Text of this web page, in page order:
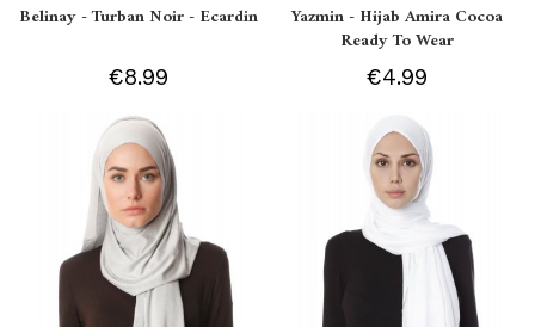
Belinay - Turban Noir - Ecardin
€8.99
Yazmin - Hijab Amira Cocoa
Ready To Wear
€4.99